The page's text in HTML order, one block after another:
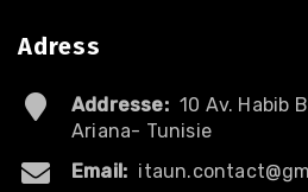
Adress
Addresse: 10 Av. Habib
Ariana- Tunisie
Email: